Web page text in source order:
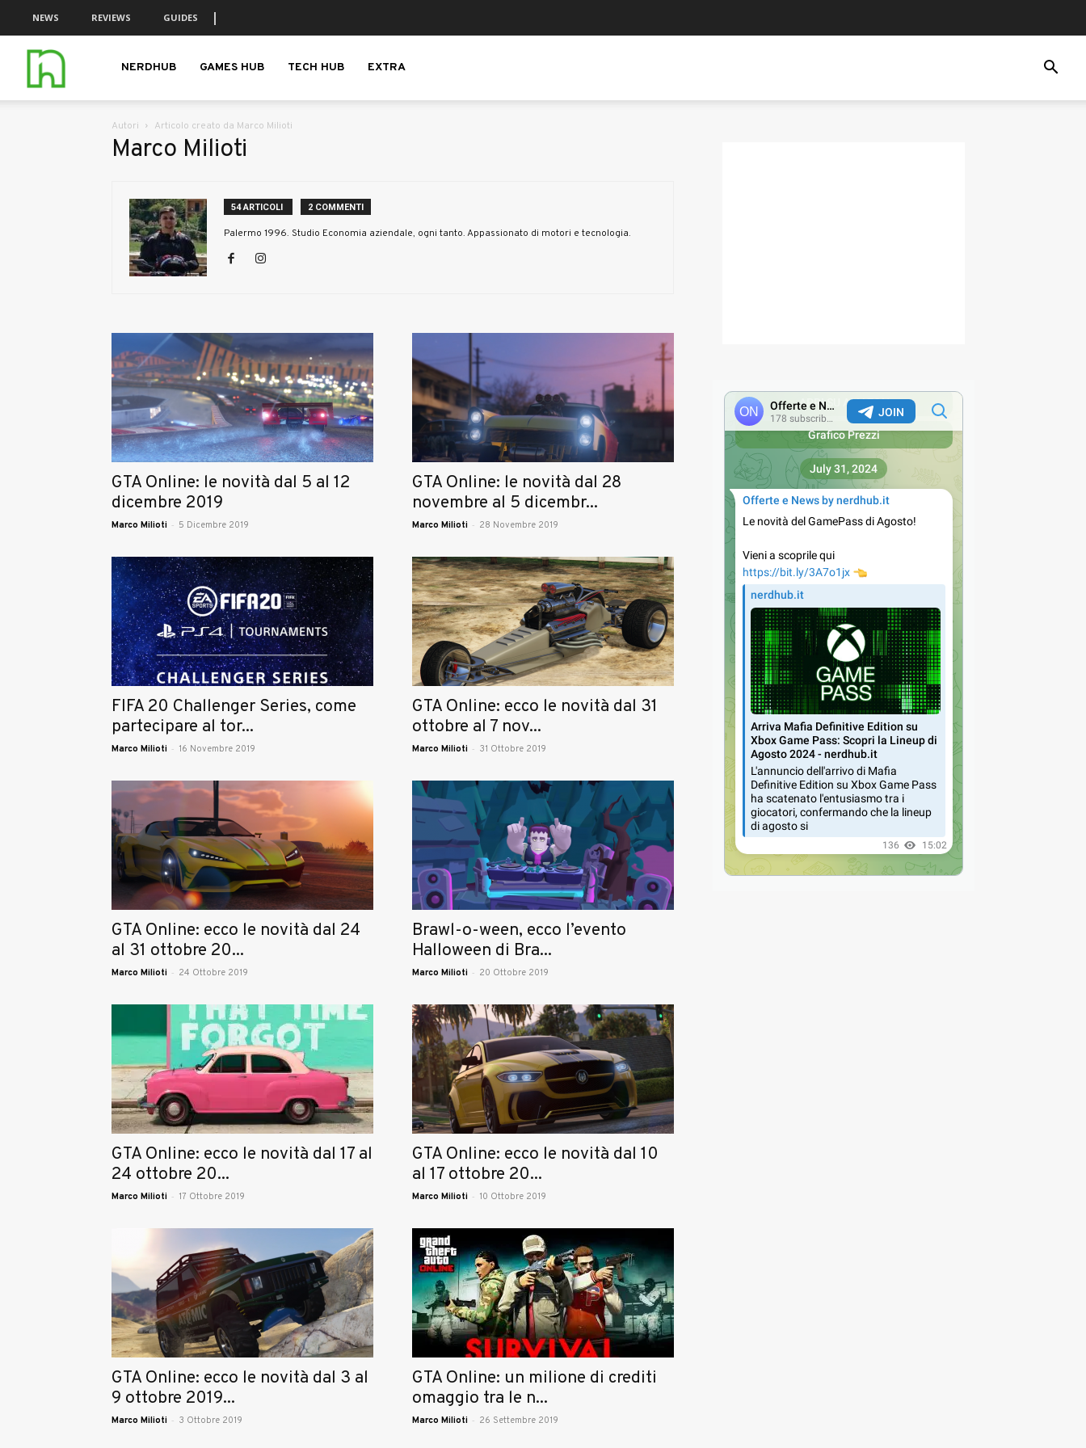
NEWS REVIEWS GUIDES
nerdhub.itNERDHUB GAMES HUB TECH HUB EXTRA
Autori Articolo creato da Marco Milioti
Marco Milioti
54 ARTICOLI 2 COMMENTI
Palermo 1996. Studio Economia aziendale, ogni tanto. Appassionato di motori e tecnologia.
GTA Online: le novità dal 5 al 12
dicembre 2019
Marco Milioti - 5 Dicembre 2019
GTA Online: le novità dal 28
novembre al 5 dicembr...
Marco Milioti - 28 Novembre 2019
FIFA 20 Challenger Series, come
partecipare al tor...
Marco Milioti - 16 Novembre 2019
GTA Online: ecco le novità dal 31
ottobre al 7 nov...
Marco Milioti - 31 Ottobre 2019
GTA Online: ecco le novità dal 24
al 31 ottobre 20...
Marco Milioti - 24 Ottobre 2019
Brawl-o-ween, ecco l’evento
Halloween di Bra...
Marco Milioti - 20 Ottobre 2019
GTA Online: ecco le novità dal 17 al
24 ottobre 20...
Marco Milioti - 17 Ottobre 2019
GTA Online: ecco le novità dal 10
al 17 ottobre 20...
Marco Milioti - 10 Ottobre 2019
GTA Online: ecco le novità dal 3 al
9 ottobre 2019...
Marco Milioti - 3 Ottobre 2019
GTA Online: un milione di crediti
omaggio tra le n...
Marco Milioti - 26 Settembre 2019